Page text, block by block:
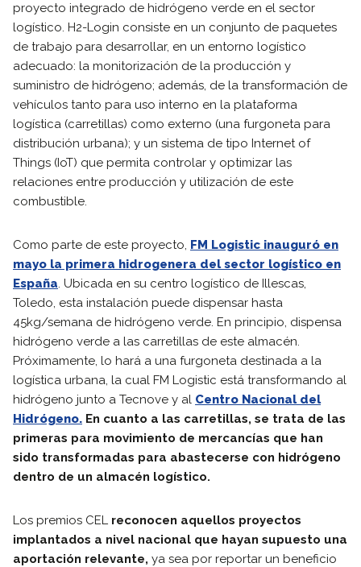
proyecto integrado de hidrógeno verde en el sector
logístico. H2-Login consiste en un conjunto de paquetes
de trabajo para desarrollar, en un entorno logístico
adecuado: la monitorización de la producción y
suministro de hidrógeno; además, de la transformación de
vehículos tanto para uso interno en la plataforma
logística (carretillas) como externo (una furgoneta para
distribución urbana); y un sistema de tipo Internet of
Things (IoT) que permita controlar y optimizar las
relaciones entre producción y utilización de este
combustible.
Como parte de este proyecto, FM Logistic inauguró en
mayo la primera hidrogenera del sector logístico en
España. Ubicada en su centro logístico de Illescas,
Toledo, esta instalación puede dispensar hasta
45kg/semana de hidrógeno verde. En principio, dispensa
hidrógeno verde a las carretillas de este almacén.
Próximamente, lo hará a una furgoneta destinada a la
logística urbana, la cual FM Logistic está transformando al
hidrógeno junto a Tecnove y al Centro Nacional del
Hidrógeno. En cuanto a las carretillas, se trata de las
primeras para movimiento de mercancías que han
sido transformadas para abastecerse con hidrógeno
dentro de un almacén logístico.
Los premios CEL reconocen aquellos proyectos
implantados a nivel nacional que hayan supuesto una
aportación relevante, ya sea por reportar un beneficio